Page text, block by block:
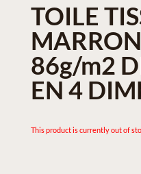
TOILE
86g/m2
EN 4
This product is currently out of